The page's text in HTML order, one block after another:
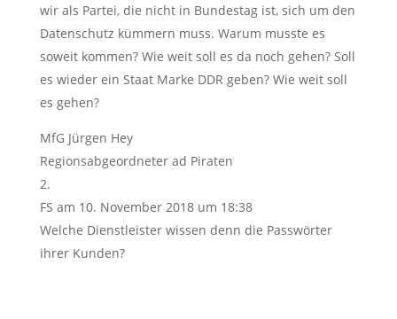
wir als Partei, die nicht in Bundestag ist, sich um den
Datenschutz kümmern muss. Warum musste es
soweit kommen? Wie weit soll es da noch gehen? Soll
es wieder ein Staat Marke DDR geben? Wie weit soll
es gehen?
MfG Jürgen Hey
Regionsabgeordneter ad Piraten
FS am 10. November 2018 um 18:38
Welche Dienstleister wissen denn die Passwörter
ihrer Kunden?